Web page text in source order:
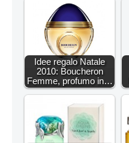
Idee regalo Natale
2010: Boucheron
Femme, profumo in…